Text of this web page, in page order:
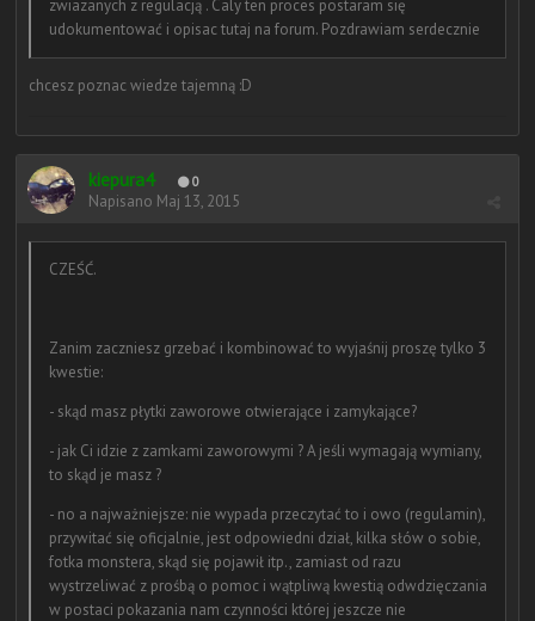
zwiazanych z regulacją . Caly ten proces postaram się
udokumentować i opisac tutaj na forum. Pozdrawiam serdecznie
chcesz poznac wiedze tajemną :D
kiepura4 0
Napisano Maj 13, 2015
CZEŚĆ.
Zanim zaczniesz grzebać i kombinować to wyjaśnij proszę tylko 3
kwestie:
- skąd masz płytki zaworowe otwierające i zamykające?
- jak Ci idzie z zamkami zaworowymi ? A jeśli wymagają wymiany,
to skąd je masz ?
- no a najważniejsze: nie wypada przeczytać to i owo (regulamin),
przywitać się oficjalnie, jest odpowiedni dział, kilka słów o sobie,
fotka monstera, skąd się pojawił itp., zamiast od razu
wystrzeliwać z prośbą o pomoc i wątpliwą kwestią odwdzięczania
w postaci pokazania nam czynności której jeszcze nie